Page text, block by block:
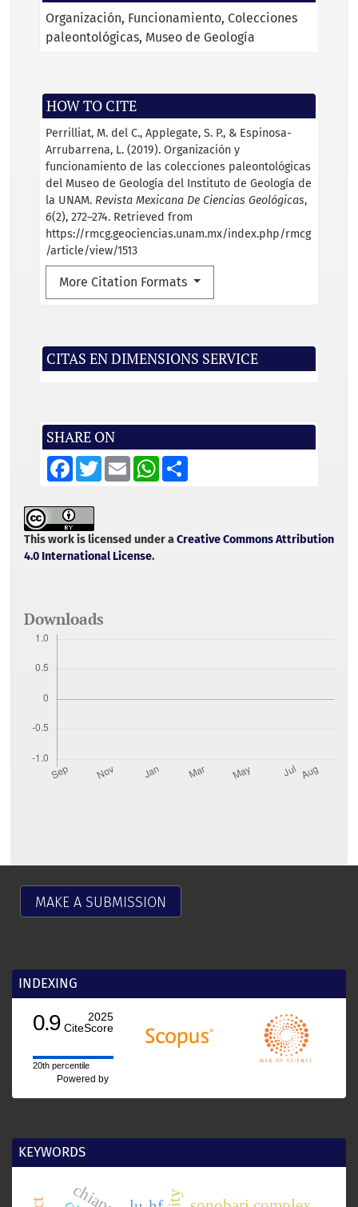
Organización Funcionamiento Colecciones
paleontológicas Museo de Geología
HOW TO CITE
Perrilliat, M. del C., Applegate, S. P., & Espinosa-
Arrubarrena, L. (2019). Organización y
funcionamiento de las colecciones paleontológicas
del Museo de Geología del Instituto de Geología de
la UNAM. Revista Mexicana De Ciencias Geológicas,
6(2), 272–274. Retrieved from
https://rmcg.geociencias.unam.mx/index.php/rmcg
/article/view/1513
More Citation Formats
CITAS EN DIMENSIONS SERVICE
SHARE ON
F
a
b
o
o
k
T
w
r
E
m
W
p
S
This work is licensed under aCreative Commons Attribution
4.0 International License.
Downloads
MAKE A SUBMISSION
INDEXING
0.9
2025
CiteScore
20th percentile
Powered by
KEYWORDS